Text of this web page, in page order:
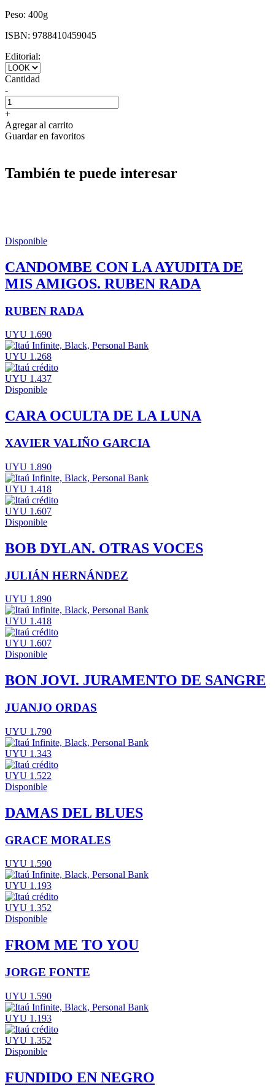
Peso: 400g
ISBN: 9788410459045
Editorial:
Cantidad
-
+
Agregar al carrito
Guardar en favoritos
También te puede interesar
Disponible
CANDOMBE CON LA AYUDITA DE
MIS AMIGOS. RUBEN RADA
RUBEN RADA
UYU 1.690
UYU 1.268
UYU 1.437
Disponible
CARA OCULTA DE LA LUNA
XAVIER VALIÑO GARCIA
UYU 1.890
UYU 1.418
UYU 1.607
Disponible
BOB DYLAN. OTRAS VOCES
JULIÁN HERNÁNDEZ
UYU 1.890
UYU 1.418
UYU 1.607
Disponible
BON JOVI. JURAMENTO DE SANGRE
JUANJO ORDAS
UYU 1.790
UYU 1.343
UYU 1.522
Disponible
DAMAS DEL BLUES
GRACE MORALES
UYU 1.590
UYU 1.193
UYU 1.352
Disponible
FROM ME TO YOU
JORGE FONTE
UYU 1.590
UYU 1.193
UYU 1.352
Disponible
FUNDIDO EN NEGRO